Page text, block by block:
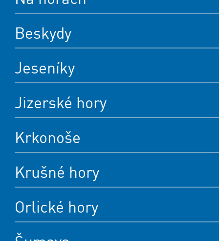
Beskydy
Jeseníky
Jizerské hory
Krkonoše
Krušné hory
Orlické hory